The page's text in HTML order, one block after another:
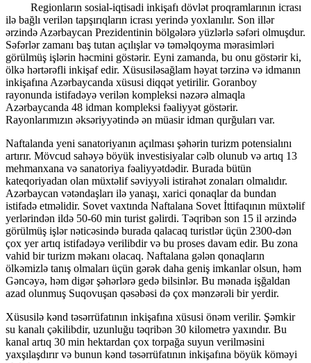
Regionların sosial-iqtisadi inkişafı dövlət proqramlarının icrası
ilə bağlı verilən tapşırıqların icrası yerində yoxlanılır. Son illər
ərzində Azərbaycan Prezidentinin bölgələrə yüzlərlə səfəri olmuşdur.
Səfərlər zamanı baş tutan açılışlar və təməlqoyma mərasimləri
görülmüş işlərin həcmini göstərir. Eyni zamanda, bu onu göstərir ki,
ölkə hərtərəfli inkişaf edir. Xüsusiləsağlam həyat tərzinə və idmanın
inkişafına Azərbaycanda xüsusi diqqət yetirilir. Goranboy
rayonunda istifadəyə verilən kompleksi nəzərə almaqla
Azərbaycanda 48 idman kompleksi fəaliyyət göstərir.
Rayonlarımızın əksəriyyətində ən müasir idman qurğuları var.
Naftalanda yeni sanatoriyanın açılması şəhərin turizm potensialını
artırır. Mövcud sahəyə böyük investisiyalar cəlb olunub və artıq 13
mehmanxana və sanatoriya fəaliyyətdədir. Burada bütün
kateqoriyadan olan müxtəlif səviyyəli istirahət zonaları olmalıdır.
Azərbaycan vətəndaşları ilə yanaşı, xarici qonaqlar da bundan
istifadə etməlidir. Sovet vaxtında Naftalana Sovet İttifaqının müxtəlif
yerlərindən ildə 50-60 min turist gəlirdi. Təqribən son 15 il ərzində
görülmüş işlər nəticəsində burada qalacaq turistlər üçün 2300-dən
çox yer artıq istifadəyə verilibdir və bu proses davam edir. Bu zona
vahid bir turizm məkanı olacaq. Naftalana gələn qonaqların
ölkəmizlə tanış olmaları üçün gərək daha geniş imkanlar olsun, həm
Gəncəyə, həm digər şəhərlərə gedə bilsinlər. Bu mənada işğaldan
azad olunmuş Suqovuşan qəsəbəsi də çox mənzərəli bir yerdir.
Xüsusilə kənd təsərrüfatının inkişafına xüsusi önəm verilir. Şəmkir
su kanalı çəkilibdir, uzunluğu təqribən 30 kilometrə yaxındır. Bu
kanal artıq 30 min hektardan çox torpağa suyun verilməsini
yaxşılaşdırır və bunun kənd təsərrüfatının inkişafına böyük köməyi